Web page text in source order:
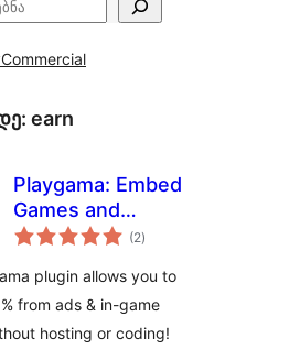
Commercial
earn
Playgama: Embed
Games and
Monetize
(2საერთო
რეიტინგი
)
plugin allows you to
from ads & in-game
hosting or coding!